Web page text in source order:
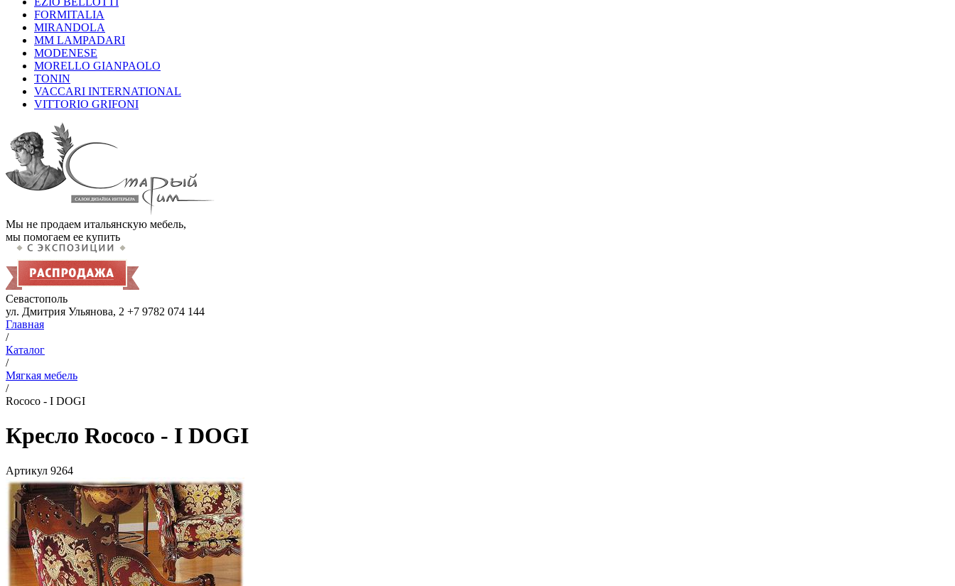
FORMITALIA
MIRANDOLA
MM LAMPADARI
MODENESE
MORELLO GIANPAOLO
TONIN
VACCARI INTERNATIONAL
VITTORIO GRIFONI
Мы не продаем итальянскую мебель,
мы помогаем ее купить
Севастополь
ул. Дмитрия Ульянова, 2 +7 9782 074 144
Главная
/
Каталог
/
Мягкая мебель
/
Rococo - I DOGI
Кресло Rococo - I DOGI
Артикул 9264